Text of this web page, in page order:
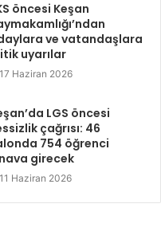
öncesi Keşan
ve vatandaşlara
uyarılar
17 Haziran 2026
LGS öncesi
çağrısı: 46
754 öğrenci
girecek
11 Haziran 2026